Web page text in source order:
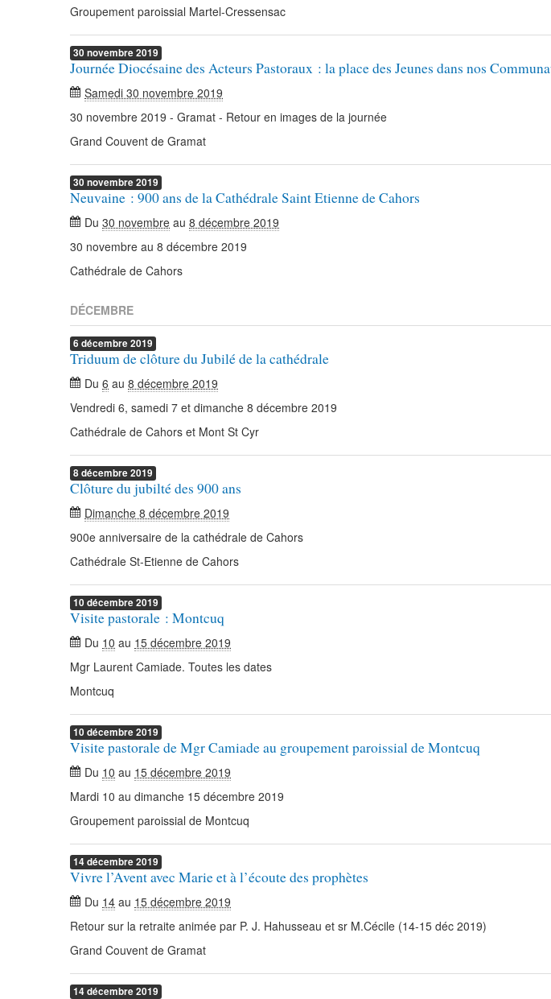
Groupement paroissial Martel-Cressensac
30 novembre2019
Journée Diocésaine des Acteurs Pastoraux : la place des Jeunes dans nos
Samedi 30 novembre 2019
30 novembre 2019 - Gramat - Retour en images de la journée
Grand Couvent de Gramat
30 novembre2019
Neuvaine : 900 ans de la Cathédrale Saint Etienne de Cahors
Du 30 novembre au 8 décembre 2019
30 novembre au 8 décembre 2019
Cathédrale de Cahors
DÉCEMBRE
6 décembre2019
Triduum de clôture du Jubilé de la cathédrale
Du 6 au 8 décembre 2019
Vendredi 6, samedi 7 et dimanche 8 décembre 2019
Cathédrale de Cahors et Mont St Cyr
8décembre2019
Clôture du jubilté des 900 ans
Dimanche 8 décembre 2019
900e anniversaire de la cathédrale de Cahors
Cathédrale St-Etienne de Cahors
10 décembre2019
Visite pastorale : Montcuq
Du 10 au 15 décembre 2019
Mgr Laurent Camiade. Toutes les dates
Montcuq
10 décembre2019
Visite pastorale de Mgr Camiade au groupement paroissial de Montcuq
Du 10 au 15 décembre 2019
Mardi 10 au dimanche 15 décembre 2019
Groupement paroissial de Montcuq
14décembre2019
Vivre l’Avent avec Marie et à l’écoute des prophètes
Du 14 au 15 décembre 2019
Retour sur la retraite animée par P. J. Hahusseau et sr M.Cécile (14-15 déc 2019)
Grand Couvent de Gramat
14décembre2019